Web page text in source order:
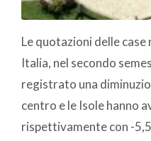
Le quotazioni delle
Italia, nel secondo
registrato una
centro e le Isole hanno
rispettivamente con -